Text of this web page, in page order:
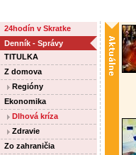
24hodín v Skratke
Denník - Správy
TITULKA
Z domova
Regióny
Ekonomika
Dlhová kríza
Zdravie
Zo zahraničia